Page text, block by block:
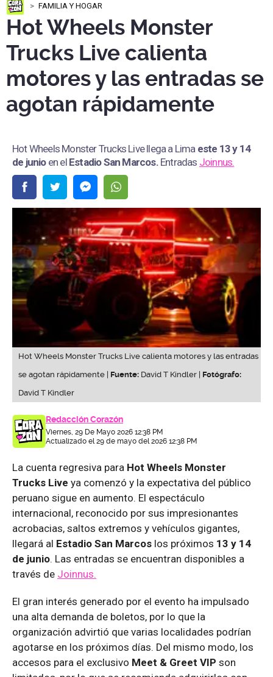
FAMILIA Y HOGAR
Hot Wheels Monster
Trucks Live calienta
motores y las entradas se
agotan rápidamente
Hot Wheels Monster Trucks Live llega a Lima este 13 y 14
de junio en elEstadio San Marcos. Entradas Joinnus.
Hot Wheels Monster Trucks Live calienta motores y las entradas
se agotan rápidamente | Fuente: David T Kindler | Fotógrafo:
David T Kindler
Redacción Corazón
Viernes, 29 De Mayo 2026 12:38 PM
Actualizado el 29 de mayo del 2026 12:38 PM
La cuenta regresiva para Hot Wheels Monster
Trucks Live ya comenzó y la expectativa del público
peruano sigue en aumento. El espectáculo
internacional, reconocido por sus impresionantes
acrobacias, saltos extremos y vehículos gigantes,
llegará al Estadio San Marcos los próximos 13 y 14
de junio. Las entradas se encuentran disponibles a
través de Joinnus.
El gran interés generado por el evento ha impulsado
una alta demanda de boletos, por lo que la
organización advirtió que varias localidades podrían
agotarse en los próximos días. Del mismo modo, los
accesos para el exclusivo Meet & Greet VIP son